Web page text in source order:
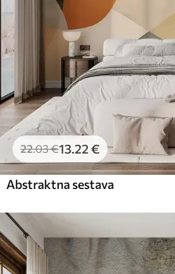
22.03€13 .22 €
Abstraktna sestava